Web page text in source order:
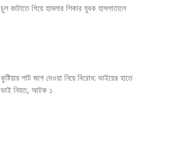
চুল কাটাতে গিয়ে হামলার শিকার যুবক হাসপাতালে
কুষ্টিয়ায় পাট জাগ দেওয়া নিয়ে বিরোধ: ভাইয়ের হাতে
ভাই নিহত, আটক ১